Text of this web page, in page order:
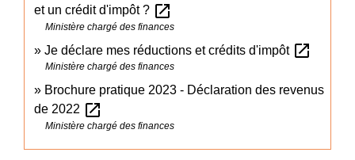
et un crédit d'impôt ? open_in_new
Ministère chargé des finances
Je déclare mes réductions et crédits d'impôt open_in_new
Ministère chargé des finances
Brochure pratique 2023 - Déclaration des revenus
de 2022 open_in_new
Ministère chargé des finances